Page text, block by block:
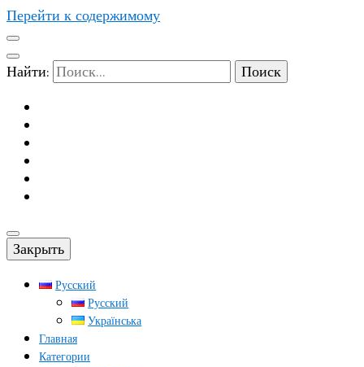
Перейти к содержимому
Найти:
Закрыть
Русский
Русский
Українська
Главная
Категории